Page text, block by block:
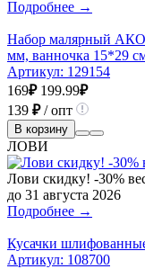
Подробнее →
Набор малярный
мм, ванночка 15*29
Артикул: 129154
169₽ 199.99₽
139 ₽/ опт
В корзину
ЛОВИ
Лови скидку! -30%
до 31 августа 2026
Подробнее →
Кусачки
Артикул: 108700